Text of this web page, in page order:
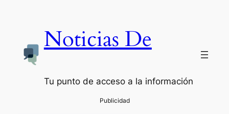
Noticias De
Tu punto de acceso a la información